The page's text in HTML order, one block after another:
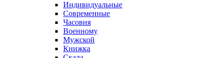
Индивидуальные
Современные
Часовня
Военному
Мужской
Книжка